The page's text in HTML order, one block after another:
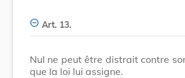
Art. 13.
Nul ne peut être distrait contre
que la loi lui assigne.